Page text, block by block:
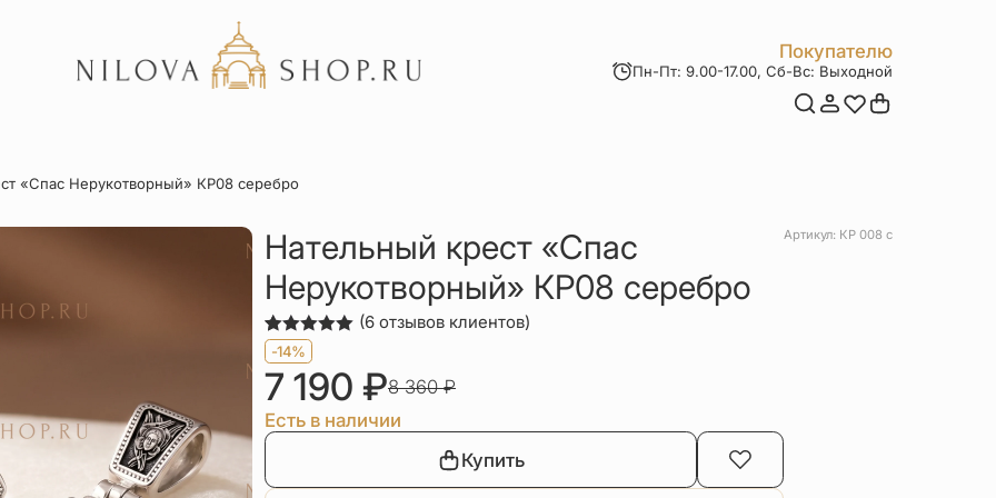
Покупателю
Пн-Пт: 9.00-17.00, Сб-Вс: Выходной
Акции
Статьи
«Спас Нерукотворный» КР08 серебро
Нательный крест «Спас
Нерукотворный» КР08 серебро
Артикул: КР 008 с
Рейтинг
5.00из 5
на основе
опроса
6
пользователей
(6отзывов клиентов)
-14%
7 190 ₽8 360₽
Есть в наличии
Купить